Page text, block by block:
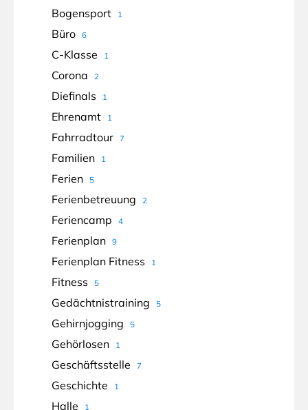
Bogensport 1
Büro 6
C-Klasse 1
Corona 2
Diefinals 1
Ehrenamt 1
Fahrradtour 7
Familien 1
Ferien 5
Ferienbetreuung 2
Feriencamp 4
Ferienplan 9
Ferienplan Fitness 1
Fitness 5
Gedächtnistraining 5
Gehirnjogging 5
Gehörlosen 1
Geschäftsstelle 7
Geschichte 1
Halle 1